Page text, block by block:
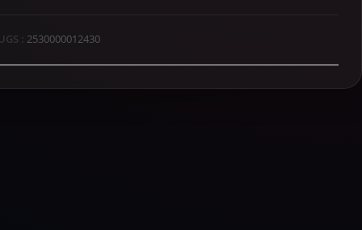
: 2530000012430